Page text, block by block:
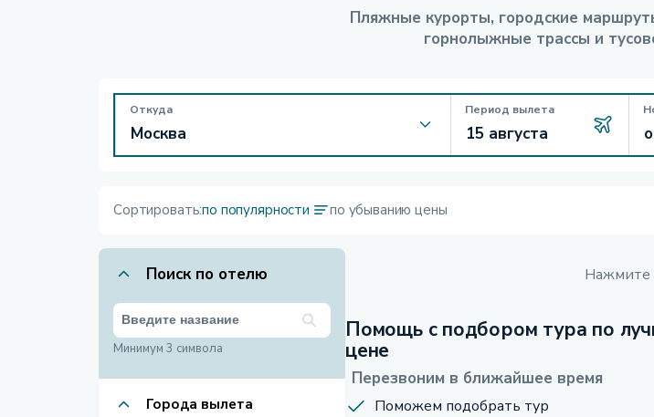
Пляжные курорты, городские
горнолыжные трассы и
Откуда Период вылета
Сортировать:по популярности по убыванию цены
Поиск по отелю
Минимум 3 символа
Города вылета
Нажмите
Помощь с подбором тура по
цене
Перезвоним в ближайшее время
Поможем подобрать тур